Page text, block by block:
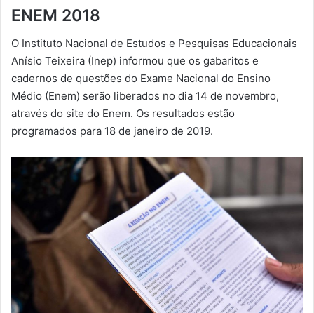
e
m
a
i
l
ENEM 2018
O Instituto Nacional de Estudos e Pesquisas Educacionais
Anísio Teixeira (Inep) informou que os gabaritos e
cadernos de questões do Exame Nacional do Ensino
Médio (Enem) serão liberados no dia 14 de novembro,
através do site do Enem. Os resultados estão
programados para 18 de janeiro de 2019.